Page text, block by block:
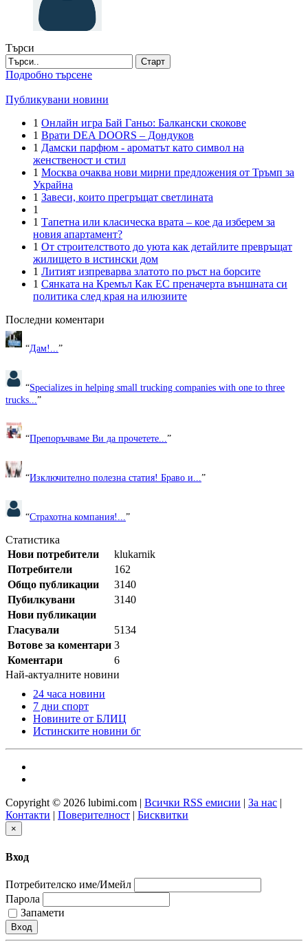
Търси
Старт
Подробно търсене
Публикувани новини
1 Онлайн игра Бай Ганьо: Балкански скокове
1 Врати DEA DOORS – Дондуков
1 Дамски парфюм - ароматът като символ на
женственост и стил
1 Москва очаква нови мирни предложения от Тръмп за
Украйна
1 Завеси, които прегръщат светлината
1
1 Тапетна или класическа врата – кое да изберем за
новия апартамент?
1 От строителството до уюта как детайлите превръщат
жилището в истински дом
1 Литият изпреварва златото по ръст на борсите
1 Сянката на Кремъл Как ЕС преначерта външната си
политика след края на илюзиите
Последни коментари
“Дам!... ”
“Specializes in helping small trucking companies with one to three
trucks... ”
“Препоръчваме Ви да прочетете...”
“Изключително полезна статия! Браво и... ”
“Страхотна компания!... ”
Статистика
Нови потребители
klukarnik
Потребители
162
Общо публикации
3140
Пубилкувани
3140
Нови публикации
Гласували
5134
Вотове за коментари 3
Коментари
6
Най-актуалните новини
24 часа новини
7 дни спорт
Новините от БЛИЦ
Истинските новини бг
Copyright © 2026 lubimi.com | Всички RSS емисии | За нас |
Контакти | Поверителност | Бисквитки
×
Вход
Потребителско име/Имейл
Парола
Запамети